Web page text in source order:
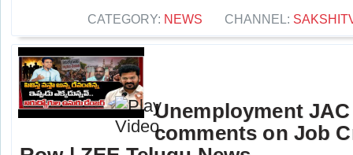
CATEGORY: NEWS CHANNEL:
Unemployment
comments on Job